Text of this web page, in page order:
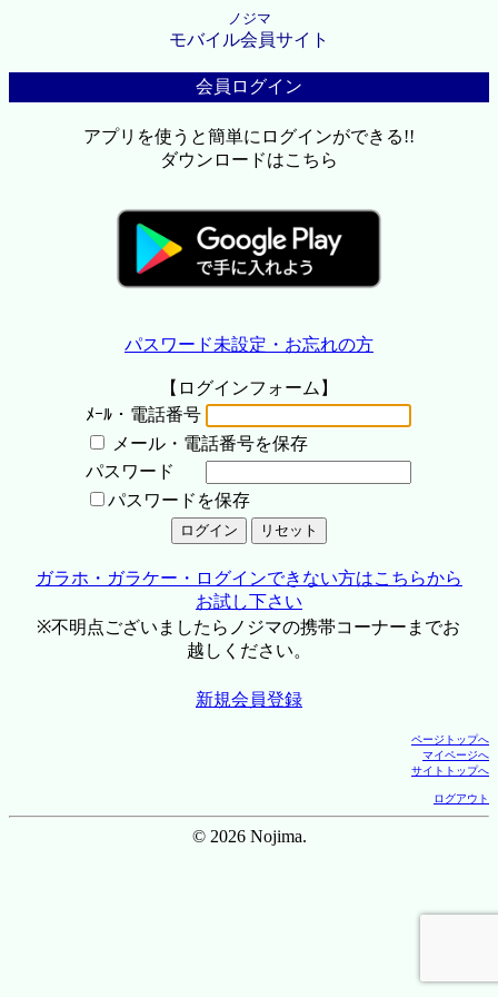
ノジマ
モバイル会員サイト
会員ログイン
アプリを使うと簡単にログインができる!!
ダウンロードはこちら
パスワード未設定・お忘れの方
【ログインフォーム】
ﾒｰﾙ・電話番号
メール・電話番号を保存
パスワード
パスワードを保存
ガラホ・ガラケー・ログインできない方はこちらから
お試し下さい
※不明点ございましたらノジマの携帯コーナーまでお
越しください。
新規会員登録
ページトップへ
マイページへ
サイトトップへ
ログアウト
© 2026 Nojima.